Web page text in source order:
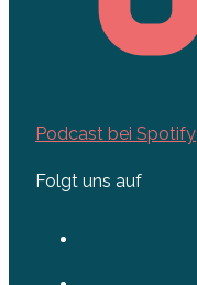
Podcast bei Spotify
Folgt uns auf